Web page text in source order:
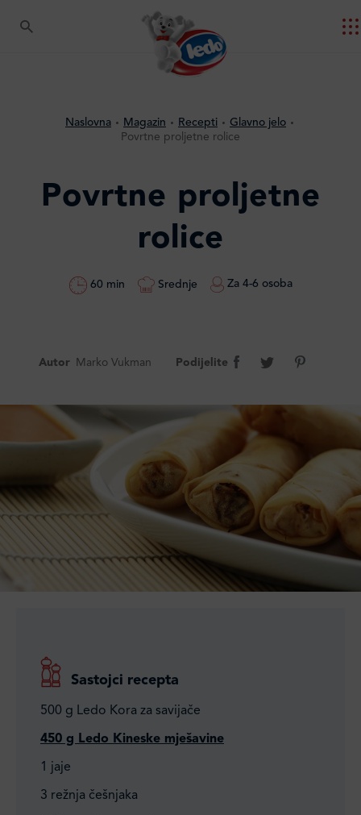
Naslovna Magazin Recepti
Glavno jelo
Povrtne proljetne rolice
Povrtne proljetne
rolice
60 min Srednje Za 4-6 osoba
Autor Marko Vukman Podijelite
Sastojci recepta
500 g Ledo Kora za savijače
450 g Ledo Kineske mješavine
1 jaje
3 režnja češnjaka